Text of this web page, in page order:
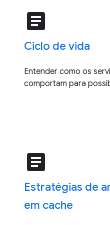
article
Ciclo de vida
Entender como os
comportam para
article
Estratégias de
em cache